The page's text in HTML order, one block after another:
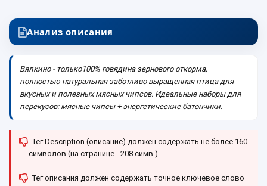
Анализ описания
Вялкино - только100% говядина зернового откорма,
полностью натуральная заботливо выращенная птица для
вкусных и полезных мясных чипсов. Идеальные наборы для
перекусов: мясные чипсы + энергетические батончики.
Тег Description (описание) должен содержать не более 160
символов (на странице - 208 симв.)
Тег описания должен содержать точное ключевое слово